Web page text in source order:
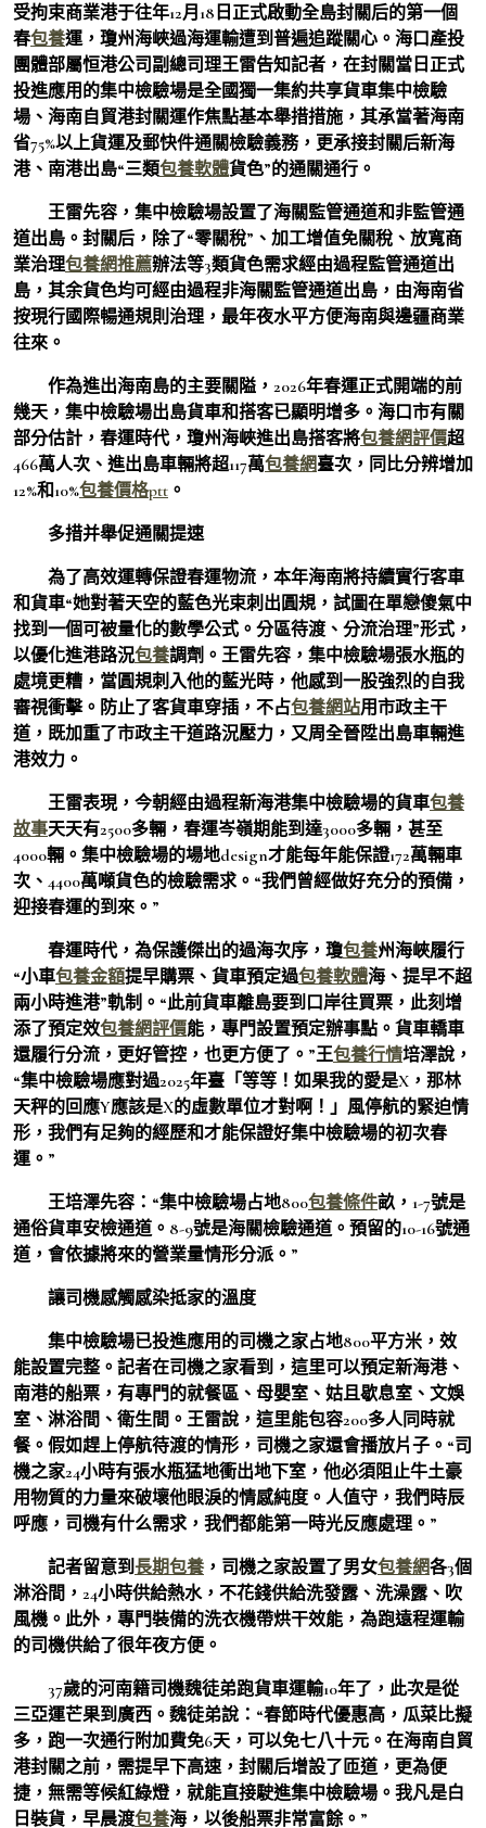
受拘束商業港于往年12月18日正式啟動全島封關后的第一個
春包養運，瓊州海峽過海運輸遭到普遍追蹤關心。海口產投
團體部屬恒港公司副總司理王雷告知記者，在封關當日正式
投進應用的集中檢驗場是全國獨一集約共享貨車集中檢驗
場、海南自貿港封關運作焦點基本舉措措施，其承當著海南
省75%以上貨運及郵快件通關檢驗義務，更承接封關后新海
港、南港出島“三類包養軟體貨色”的通關通行。
王雷先容，集中檢驗場設置了海關監管通道和非監管通
道出島。封關后，除了“零關稅”、加工增值免關稅、放寬商
業治理包養網推薦辦法等3類貨色需求經由過程監管通道出
島，其余貨色均可經由過程非海關監管通道出島，由海南省
按現行國際暢通規則治理，最年夜水平方便海南與邊疆商業
往來。
作為進出海南島的主要關隘，2026年春運正式開端的前
幾天，集中檢驗場出島貨車和搭客已顯明增多。海口市有關
部分估計，春運時代，瓊州海峽進出島搭客將包養網評價超
466萬人次、進出島車輛將超117萬包養網臺次，同比分辨增加
12%和10%包養價格ptt 。
多措并舉促通關提速
為了高效運轉保證春運物流，本年海南將持續實行客車
和貨車“她對著天空的藍色光束刺出圓規，試圖在單戀傻氣中
找到一個可被量化的數學公式。分區待渡、分流治理”形式，
以優化進港路況包養調劑。王雷先容，集中檢驗場張水瓶的
處境更糟，當圓規刺入他的藍光時，他感到一股強烈的自我
審視衝擊。防止了客貨車穿插，不占包養網站用市政主干
道，既加重了市政主干道路況壓力，又周全晉陞出島車輛進
港效力。
王雷表現，今朝經由過程新海港集中檢驗場的貨車包養
故事天天有2500多輛，春運岑嶺期能到達3000多輛，甚至
4000輛。集中檢驗場的場地design才能每年能保證172萬輛車
次、4400萬噸貨色的檢驗需求。“我們曾經做好充分的預備，
迎接春運的到來。”
春運時代，為保護傑出的過海次序，瓊包養州海峽履行
“小車包養金額提早購票、貨車預定過包養軟體海、提早不超
兩小時進港”軌制。“此前貨車離島要到口岸往買票，此刻增
添了預定效包養網評價能，專門設置預定辦事點。貨車轎車
還履行分流，更好管控，也更方便了。”王包養行情培澤說，
“集中檢驗場應對過2025年臺「等等！如果我的愛是X，那林
天秤的回應Y應該是X的虛數單位才對啊！」風停航的緊迫情
形，我們有足夠的經歷和才能保證好集中檢驗場的初次春
運。”
王培澤先容：“集中檢驗場占地800包養條件畝，1-7號是
通俗貨車安檢通道。8-9號是海關檢驗通道。預留的10-16號通
道，會依據將來的營業量情形分派。”
讓司機感觸感染抵家的溫度
集中檢驗場已投進應用的司機之家占地800平方米，效
能設置完整。記者在司機之家看到，這里可以預定新海港、
南港的船票，有專門的就餐區、母嬰室、姑且歇息室、文娛
室、淋浴間、衛生間。王雷說，這里能包容200多人同時就
餐。假如趕上停航待渡的情形，司機之家還會播放片子。“司
機之家24小時有張水瓶猛地衝出地下室，他必須阻止牛土豪
用物質的力量來破壞他眼淚的情感純度。人值守，我們時辰
呼應，司機有什么需求，我們都能第一時光反應處理。”
記者留意到長期包養 ，司機之家設置了男女包養網各3個
淋浴間，24小時供給熱水，不花錢供給洗發露、洗澡露、吹
風機。此外，專門裝備的洗衣機帶烘干效能，為跑遠程運輸
的司機供給了很年夜方便。
37歲的河南籍司機魏徒弟跑貨車運輸10年了，此次是從
三亞運芒果到廣西。魏徒弟說：“春節時代優惠高，瓜菜比擬
多，跑一次通行附加費免6天，可以免七八十元。在海南自貿
港封關之前，需提早下高速，封關后增設了匝道，更為便
捷，無需等候紅綠燈，就能直接駛進集中檢驗場。我凡是白
日裝貨，早晨渡包養海，以後船票非常富餘。”